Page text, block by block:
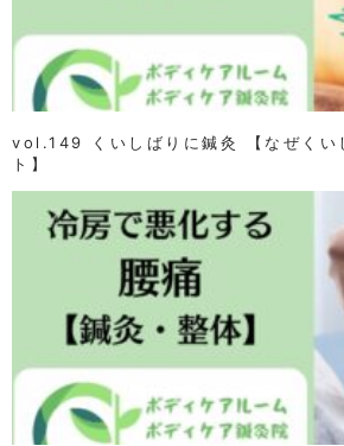
vol.149 くいしばりに鍼灸 【なぜくい
ト】